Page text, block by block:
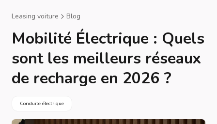
Leasing voiture Blog
Mobilité Électrique : Quels
sont les meilleurs réseaux
de recharge en 2026 ?
Conduite électrique